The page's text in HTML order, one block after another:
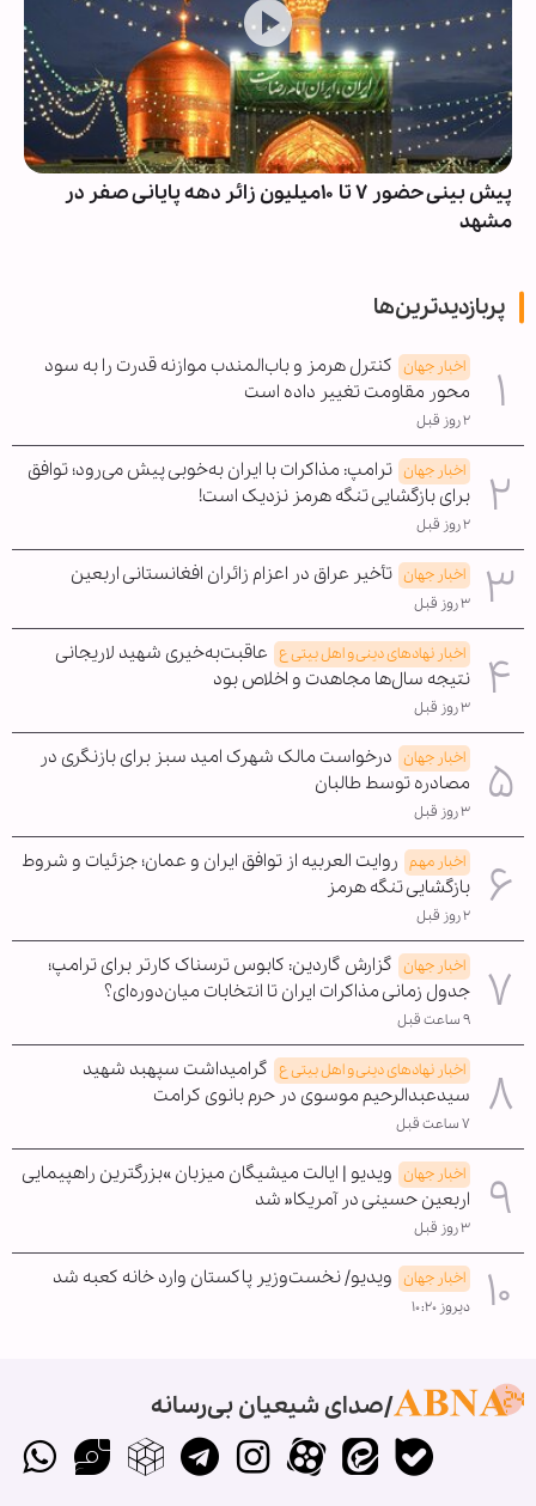
پیش بینی حضور ۷ تا ۱۰میلیون زائر دهه پایانی صفر در
مشهد
پربازدیدترین‌ها
اخبار جهان کنترل هرمز و باب‌المندب موازنه قدرت را به سود
محور مقاومت تغییر داده است
۲ روز قبل
اخبار جهان ترامپ: مذاکرات با ایران به‌خوبی پیش می‌رود؛ توافق
برای بازگشایی تنگه هرمز نزدیک است!
۲ روز قبل
اخبار جهان تأخیر عراق در اعزام زائران افغانستانی اربعین
۳ روز قبل
اخبار نهادهای دینی و اهل بیتی ع عاقبت‌به‌خیری شهید لاریجانی
نتیجه سال‌ها مجاهدت و اخلاص بود
۳ روز قبل
اخبار جهان درخواست مالک شهرک امید سبز برای بازنگری در
مصادره توسط طالبان
۳ روز قبل
اخبار مهم روایت العربیه از توافق ایران و عمان؛ جزئیات و شروط
بازگشایی تنگه هرمز
۲ روز قبل
اخبار جهان گزارش گاردین: کابوس ترسناک کارتر برای ترامپ؛
جدول زمانی مذاکرات ایران تا انتخابات میان‌دوره‌ای؟
۹ ساعت قبل
اخبار نهادهای دینی و اهل بیتی ع گرامیداشت سپهبد شهید
سیدعبدالرحیم موسوی در حرم بانوی کرامت
۷ ساعت قبل
اخبار جهان ویدیو | ایالت میشیگان میزبان »بزرگترین راهپیمایی
اربعین حسینی در آمریکا« شد
۳ روز قبل
اخبار جهان ویدیو/ نخست‌وزیر پاکستان وارد خانه کعبه شد
دیروز ۱۰:۲۰
صدای شیعیان بی‌رسانه